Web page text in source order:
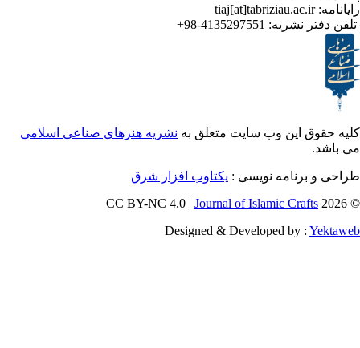
نشریه:4135297551-98+
این وب سایت متعلق بهنشریه هنرهای صناعی اسلامی
نویسی : یکتاوب افزار شرق
Journal of Islamic
Designed & Developed by :